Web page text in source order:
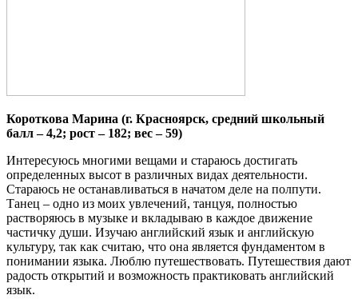
Короткова Марина (г. Красноярск, средний школьный
балл – 4,2; рост – 182; вес – 59)
Интересуюсь многими вещами и стараюсь достигать
определенных высот в различных видах деятельности.
Стараюсь не останавливаться в начатом деле на полпути.
Танец – одно из моих увлечений, танцуя, полностью
растворяюсь в музыке и вкладываю в каждое движение
частичку души. Изучаю английский язык и английскую
культуру, так как считаю, что она является фундаментом в
понимании языка. Люблю путешествовать. Путешествия дают
радость открытий и возможность практиковать английский
язык.